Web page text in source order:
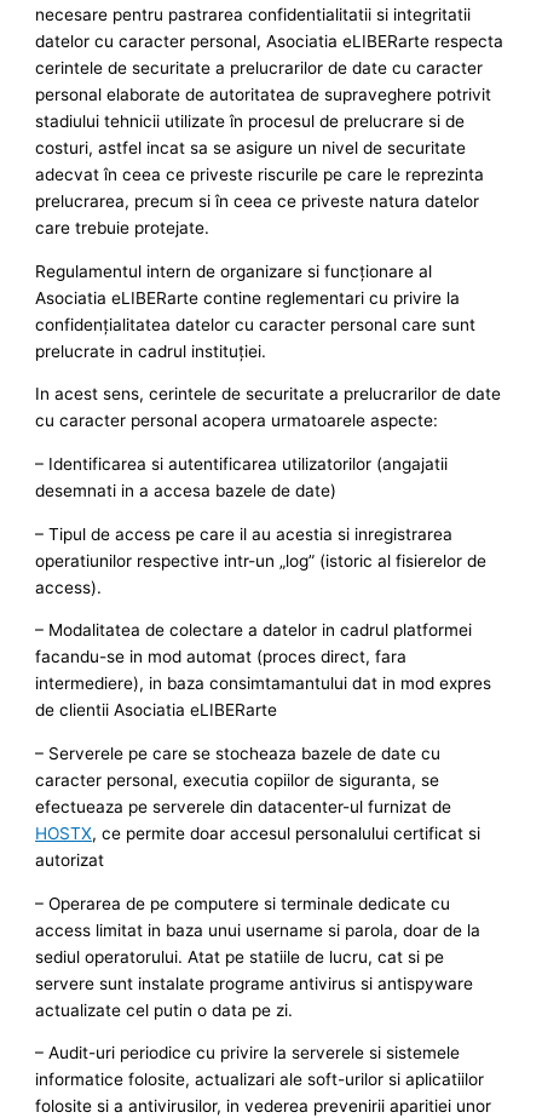
necesare pentru pastrarea confidentialitatii si integritatii
datelor cu caracter personal, Asociatia eLIBERarte respecta
cerintele de securitate a prelucrarilor de date cu caracter
personal elaborate de autoritatea de supraveghere potrivit
stadiului tehnicii utilizate în procesul de prelucrare si de
costuri, astfel incat sa se asigure un nivel de securitate
adecvat în ceea ce priveste riscurile pe care le reprezinta
prelucrarea, precum si în ceea ce priveste natura datelor
care trebuie protejate.
Regulamentul intern de organizare si funcţionare al
Asociatia eLIBERarte contine reglementari cu privire la
confidenţialitatea datelor cu caracter personal care sunt
prelucrate in cadrul instituţiei.
In acest sens, cerintele de securitate a prelucrarilor de date
cu caracter personal acopera urmatoarele aspecte:
– Identificarea si autentificarea utilizatorilor (angajatii
desemnati in a accesa bazele de date)
– Tipul de access pe care il au acestia si inregistrarea
operatiunilor respective intr-un „log” (istoric al fisierelor de
access).
– Modalitatea de colectare a datelor in cadrul platformei
facandu-se in mod automat (proces direct, fara
intermediere), in baza consimtamantului dat in mod expres
de clientii Asociatia eLIBERarte
– Serverele pe care se stocheaza bazele de date cu
caracter personal, executia copiilor de siguranta, se
efectueaza pe serverele din datacenter-ul furnizat de
HOSTX, ce permite doar accesul personalului certificat si
autorizat
– Operarea de pe computere si terminale dedicate cu
access limitat in baza unui username si parola, doar de la
sediul operatorului. Atat pe statiile de lucru, cat si pe
servere sunt instalate programe antivirus si antispyware
actualizate cel putin o data pe zi.
– Audit-uri periodice cu privire la serverele si sistemele
informatice folosite, actualizari ale soft-urilor si aplicatiilor
folosite si a antivirusilor, in vederea prevenirii aparitiei unor